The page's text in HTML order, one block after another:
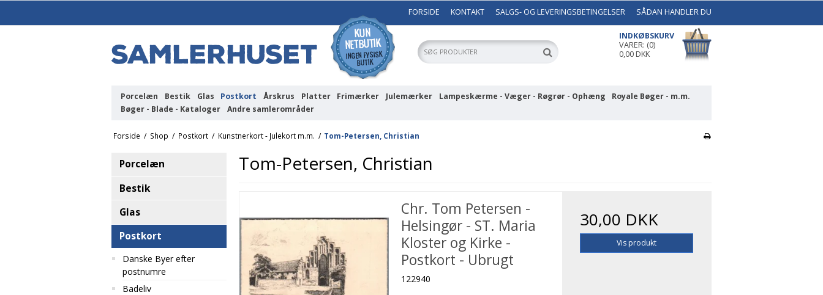
FORSIDE KONTAKT SALGS- OG LEVERINGSBETINGELSER SÅDAN HANDLER DU
INDKØBSKURV
VARER: (0)
0,00 DKK
Porcelæn Bestik Glas Postkort Årskrus Platter Frimærker Julemærker Lampeskærme - Væger - Røgrør - Ophæng
Royale Bøger - m.m.
Bøger - Blade - Kataloger
Andre samlerområder
Forside / Shop / Postkort / Kunstnerkort - Julekort m.m. / Tom-Petersen, Christian
Porcelæn
Bestik
Glas
Postkort
Danske Byer efter
postnumre
Badeliv
Tom-Petersen, Christian
Chr. Tom Petersen -
Helsingør - ST. Maria
Kloster og Kirke -
Postkort - Ubrugt
122940
30,00 DKK
Vis produkt